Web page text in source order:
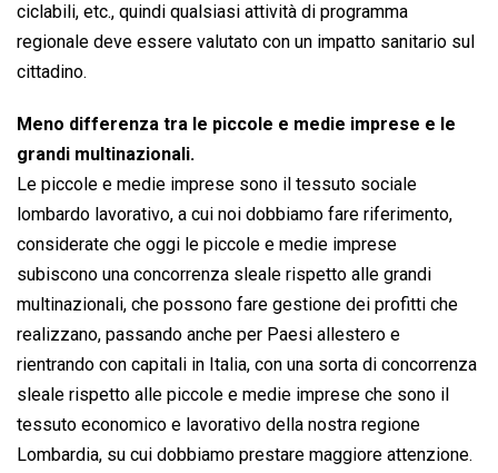
ciclabili, etc., quindi qualsiasi attività di programma
regionale deve essere valutato con un impatto sanitario sul
cittadino.
Meno differenza tra le piccole e medie imprese e le
grandi multinazionali.
Le piccole e medie imprese sono il tessuto sociale
lombardo lavorativo, a cui noi dobbiamo fare riferimento,
considerate che oggi le piccole e medie imprese
subiscono una concorrenza sleale rispetto alle grandi
multinazionali, che possono fare gestione dei profitti che
realizzano, passando anche per Paesi allestero e
rientrando con capitali in Italia, con una sorta di concorrenza
sleale rispetto alle piccole e medie imprese che sono il
tessuto economico e lavorativo della nostra regione
Lombardia, su cui dobbiamo prestare maggiore attenzione.